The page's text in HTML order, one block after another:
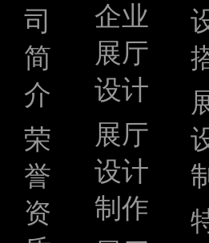
司
简
介
荣
誉
资
企业
展厅
设计
展厅
设计
制作